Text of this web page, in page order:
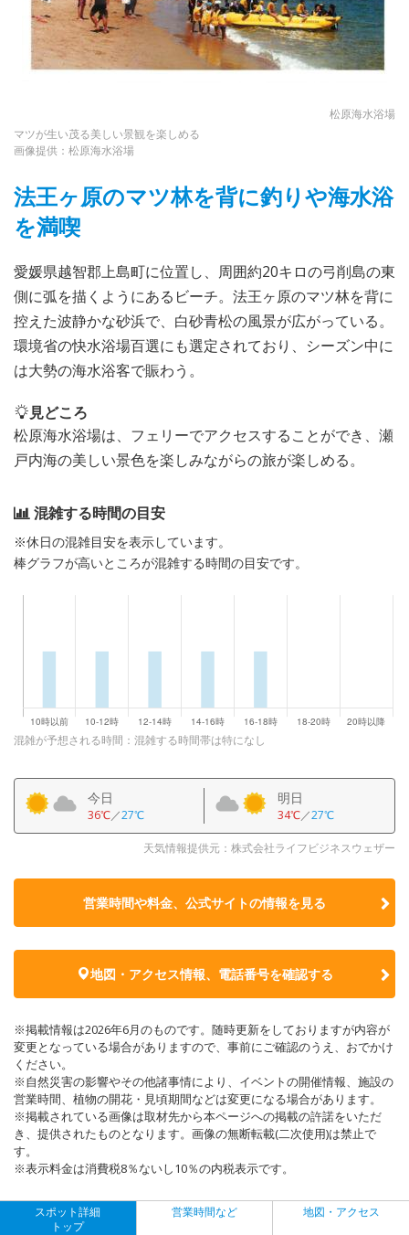
松原海水浴場
マツが生い茂る美しい景観を楽しめる
画像提供：松原海水浴場
法王ヶ原のマツ林を背に釣りや海水浴
を満喫
愛媛県越智郡上島町に位置し、周囲約20キロの弓削島の東
側に弧を描くようにあるビーチ。法王ヶ原のマツ林を背に
控えた波静かな砂浜で、白砂青松の風景が広がっている。
環境省の快水浴場百選にも選定されており、シーズン中に
は大勢の海水浴客で賑わう。
見どころ
松原海水浴場は、フェリーでアクセスすることができ、瀬
戸内海の美しい景色を楽しみながらの旅が楽しめる。
混雑する時間の目安
※休日の混雑目安を表示しています。
棒グラフが高いところが混雑する時間の目安です。
混雑が予想される時間：混雑する時間帯は特になし
今日
36℃／27℃
明日
34℃／27℃
天気情報提供元：株式会社ライフビジネスウェザー
営業時間や料金、公式サイトの情報を見る
地図・アクセス情報、電話番号を確認する
※掲載情報は2026年6月のものです。随時更新をしておりますが内容が
変更となっている場合がありますので、事前にご確認のうえ、おでかけ
ください。
※自然災害の影響やその他諸事情により、イベントの開催情報、施設の
営業時間、植物の開花・見頃期間などは変更になる場合があります。
※掲載されている画像は取材先から本ページへの掲載の許諾をいただ
き、提供されたものとなります。画像の無断転載(二次使用)は禁止で
す。
※表示料金は消費税8％ないし10％の内税表示です。
スポット詳細
トップ
営業時間など 地図・アクセス